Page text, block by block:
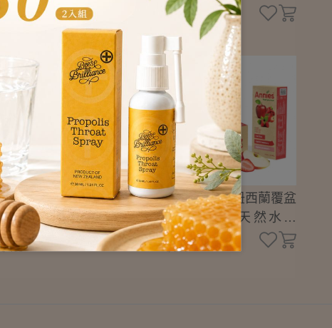
烘焙棒-200g
$ 158
$ 258
任選3瓶
$ 911
$ 1,194
【Mother Earth】紐西
蘭奇亞籽花生醬-380g
$ 368
$ 468
【Annies】紐西蘭覆盆
莓&草莓全天然水果
條-80g
$ 298
$ 398